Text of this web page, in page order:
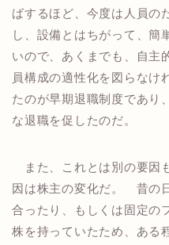
ばするほど、今度は人員
し、設備とはちがって、簡
いので、あくまでも、自主
員構成の適性化を図らな
たのが早期退職制度であり
な退職を促したのだ。
また、これとは別の要因
因は株主の変化だ。 昔の
合ったり、もしくは固定の
株を持っていたため、ある